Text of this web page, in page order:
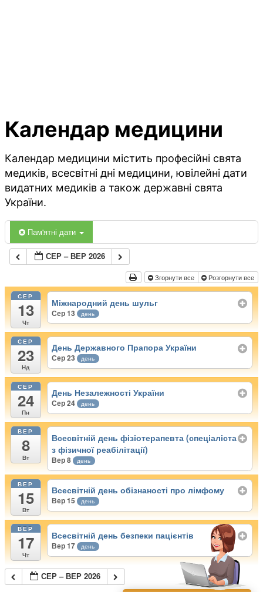
Календар медицини
Календар медицини містить професійні свята
медиків, всесвітні дні медицини, ювілейні дати
видатних медиків а також державні свята
України.
Пам'ятні дати
СЕР – ВЕР 2026
Згорнути все Розгорнути все
СЕР
13
Чт
Міжнародний день шульг
Сер 13 день
СЕР
23
Нд
День Державного Прапора України
Сер 23 день
СЕР
24
Пн
День Незалежності України
Сер 24 день
ВЕР
8
Вт
Всесвітній день фізіотерапевта (спеціаліста
з фізичної реабілітації)
Вер 8 день
ВЕР
15
Вт
Всесвітній день обізнаності про лімфому
Вер 15 день
ВЕР
17
Чт
Всесвітній день безпеки пацієнтів
Вер 17 день
СЕР – ВЕР 2026